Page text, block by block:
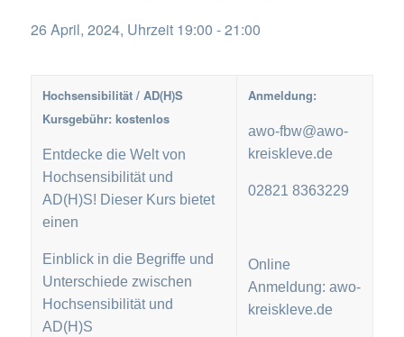
26 April, 2024, Uhrzeit 19:00 -21:00
Hochsensibilität / AD(H)S
Kursgebühr: kostenlos
Entdecke die Welt von
Hochsensibilität und
AD(H)S! Dieser Kurs bietet
einen
Einblick in die Begriffe und
Unterschiede zwischen
Hochsensibilität und
AD(H)S
Anmeldung:
awo-fbw@awo-
kreiskleve.de
02821 8363229
Online
Anmeldung: awo-
kreiskleve.de